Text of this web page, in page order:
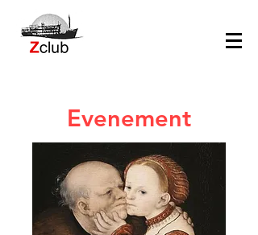
Evenement